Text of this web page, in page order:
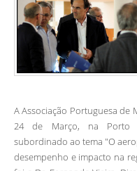
A Associação Portuguesa de
24 de Março, na Porto
subordinado ao tema "O
desempenho e impacto na